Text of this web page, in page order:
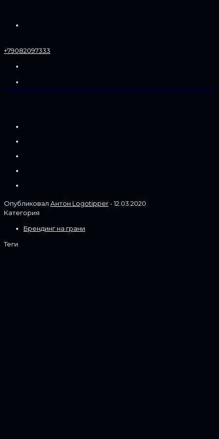
+79082097333
Опубликовал Антон Logotipper-12.03.2020
Категория
Брендинг на грани
Теги